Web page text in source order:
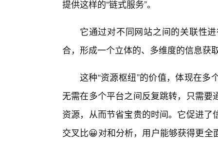
提供这样的“链式服务”。
它通过对不同网站之间的关联性
合，形成一个立体的、多维度的信息获
这种“资源枢纽”的价值，体现在
无需在多个平台之间反复跳转，只需
资源，从而节省宝贵的时间。它促进
交叉比😀对和分析，用户能够获得更